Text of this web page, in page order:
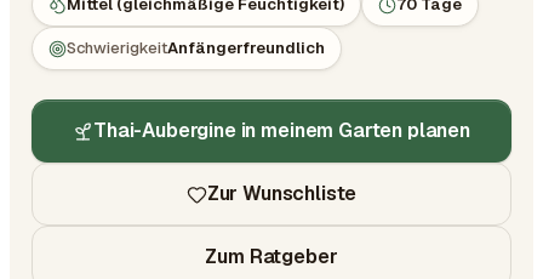
Mittel (gleichmäßige Feuchtigkeit) 70 Tage
SchwierigkeitAnfängerfreundlich
Thai-Aubergine in meinem Garten planen
Zur Wunschliste
Zum Ratgeber